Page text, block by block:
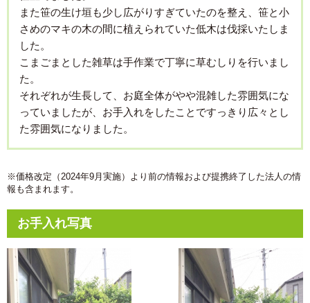
また笹の生け垣も少し広がりすぎていたのを整え、笹と小
さめのマキの木の間に植えられていた低木は伐採いたしま
した。
こまごまとした雑草は手作業で丁寧に草むしりを行いまし
た。
それぞれが生長して、お庭全体がやや混雑した雰囲気にな
っていましたが、お手入れをしたことですっきり広々とし
た雰囲気になりました。
※価格改定（2024年9月実施）より前の情報および提携終了した法人の情
報も含まれます。
お手入れ写真